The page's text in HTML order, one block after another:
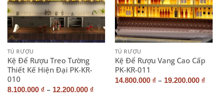
TỦ RƯỢU
Kệ Để Rượu Treo Tường
Thiết Kế Hiện Đại PK-KR-
010
8.100.000 ₫ – 12.200.000 ₫
TỦ RƯỢU
Kệ Để Rượu Vang Cao Cấp
PK-KR-011
14.800.000 ₫ – 19.200.000 ₫